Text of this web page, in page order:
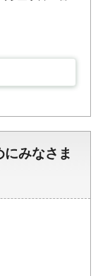
みなさま